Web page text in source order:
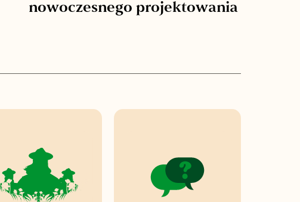
nowoczesnego projektowania